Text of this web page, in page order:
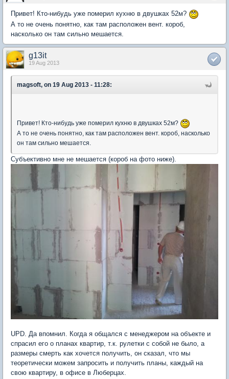
Привет! Кто-нибудь уже померил кухню в двушках 52м?
А то не очень понятно, как там расположен вент. короб,
насколько он там сильно мешается.
g13it
19 Aug 2013
magsoft, on 19 Aug 2013 - 11:28:
Привет! Кто-нибудь уже померил кухню в двушках 52м?
А то не очень понятно, как там расположен вент. короб, насколько
он там сильно мешается.
Субъективно мне не мешается (короб на фото ниже).
UPD. Да впомнил. Когда я общался с менеджером на объекте и
спрасил его о планах квартир, т.к. рулетки с собой не было, а
размеры смерть как хочется получить, он сказал, что мы
теоретически можем запросить и получить планы, каждый на
свою квартиру, в офисе в Люберцах.